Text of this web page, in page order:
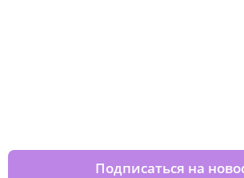
Подписаться на